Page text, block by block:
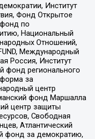
Институт
Фонд Открытое
по
Национальный
Отношений,
Международный
Россия, Институт
фонд регионального
за
центр
фонд Маршалла
центр защиты
Свободная
Атлантический
фонд за демократию,